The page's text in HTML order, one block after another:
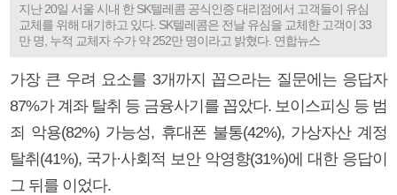
지난 20일 서울 시내 한 SK텔레콤 공식인증 대리점에서 고객들이 유심
교체를 위해 대기하고 있다. SK텔레콤은 전날 유심을 교체한 고객이 33
만 명, 누적 교체자 수가 약 252만 명이라고 밝혔다. 연합뉴스
가장 큰 우려 요소를 3개까지 꼽으라는 질문에는 응답자
87%가 계좌 탈취 등 금융사기를 꼽았다. 보이스피싱 등 범
죄 악용(82%) 가능성, 휴대폰 불통(42%), 가상자산 계정
탈취(41%), 국가·사회적 보안 악영향(31%)에 대한 응답이
그 뒤를 이었다.